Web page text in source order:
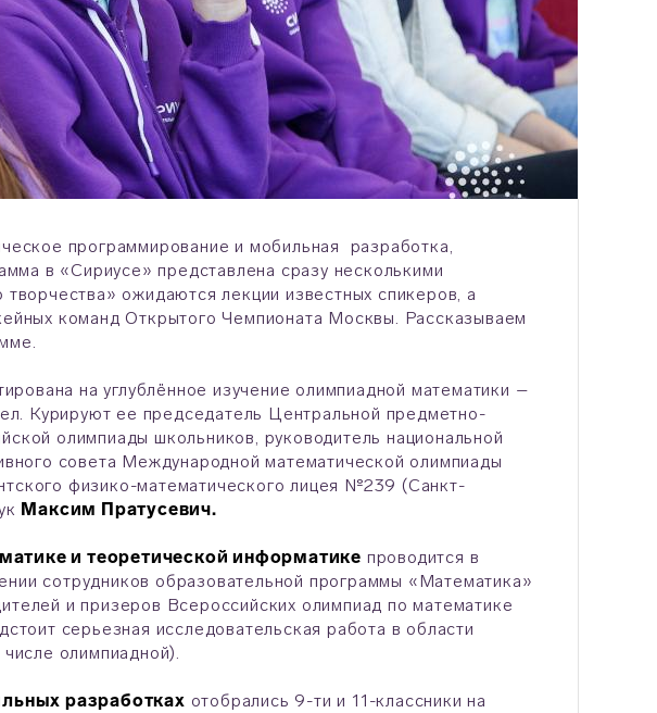
программирование и мобильная разработка,
в «Сириусе» представлена сразу несколькими
ожидаются лекции известных спикеров, а
команд Открытого Чемпионата Москвы. Рассказываем
на углублённое изучение олимпиадной математики –
Курируют ее председатель Центральной предметно-
олимпиады школьников, руководитель национальной
совета Международной математической олимпиады
физико-математического лицея №239 (Санкт-
Максим Пратусевич.
и теоретической информатике проводится в
сотрудников образовательной программы «Математика»
и призеров Всероссийских олимпиад по математике
серьезная исследовательская работа в области
олимпиадной).
разработках отобрались 9-ти и 11-классники на